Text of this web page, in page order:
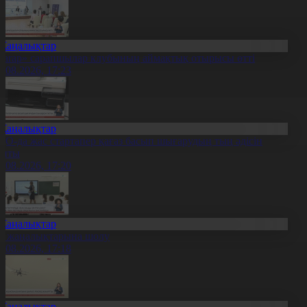
сарапшылар клубының аймақтық отырысы өтті
17:23
да жас стартапер қағаз басып шығарудың тың әдісін
17:20
жаңалықтарына шолу
17:18